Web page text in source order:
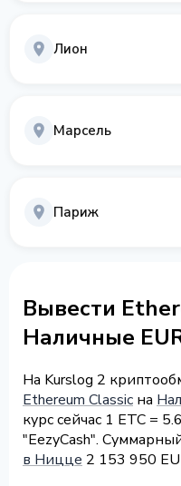
Лион
Марсель
Париж
Вывести
Наличные
На Kurslog 2
Ethereum Classic на
курс сейчас 1 ETC =
"EezyCash".
в Ницце 2 153 950